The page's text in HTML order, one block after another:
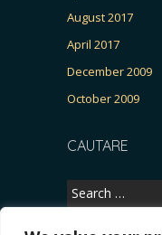
August 2017
April 2017
December 2009
October 2009
CAUTARE
Search
for: